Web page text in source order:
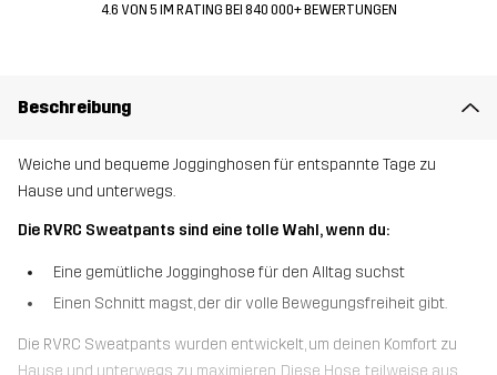
4.6 VON 5 IM RATING BEI 840 000+ BEWERTUNGEN
Beschreibung
Weiche und bequeme Jogginghosen für entspannte Tage zu
Hause und unterwegs.
Die RVRC Sweatpants sind eine tolle Wahl, wenn du:
Eine gemütliche Jogginghose für den Alltag suchst
Einen Schnitt magst, der dir volle Bewegungsfreiheit gibt.
Die RVRC Sweatpants wurden entwickelt, um deinen Komfort zu
Hause und unterwegs zu maximieren. Diese Hose, teilweise aus